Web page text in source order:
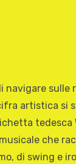
navigare
artistica si
tedesca
che
di swing e